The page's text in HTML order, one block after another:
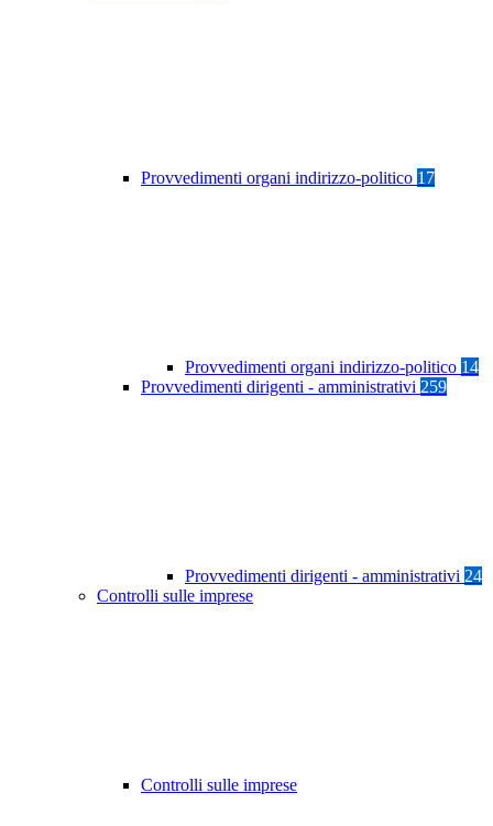
Provvedimenti organi indirizzo-politico 17
Provvedimenti organi indirizzo-politico 14
Provvedimenti dirigenti - amministrativi 259
Provvedimenti dirigenti - amministrativi 24
Controlli sulle imprese
Controlli sulle imprese